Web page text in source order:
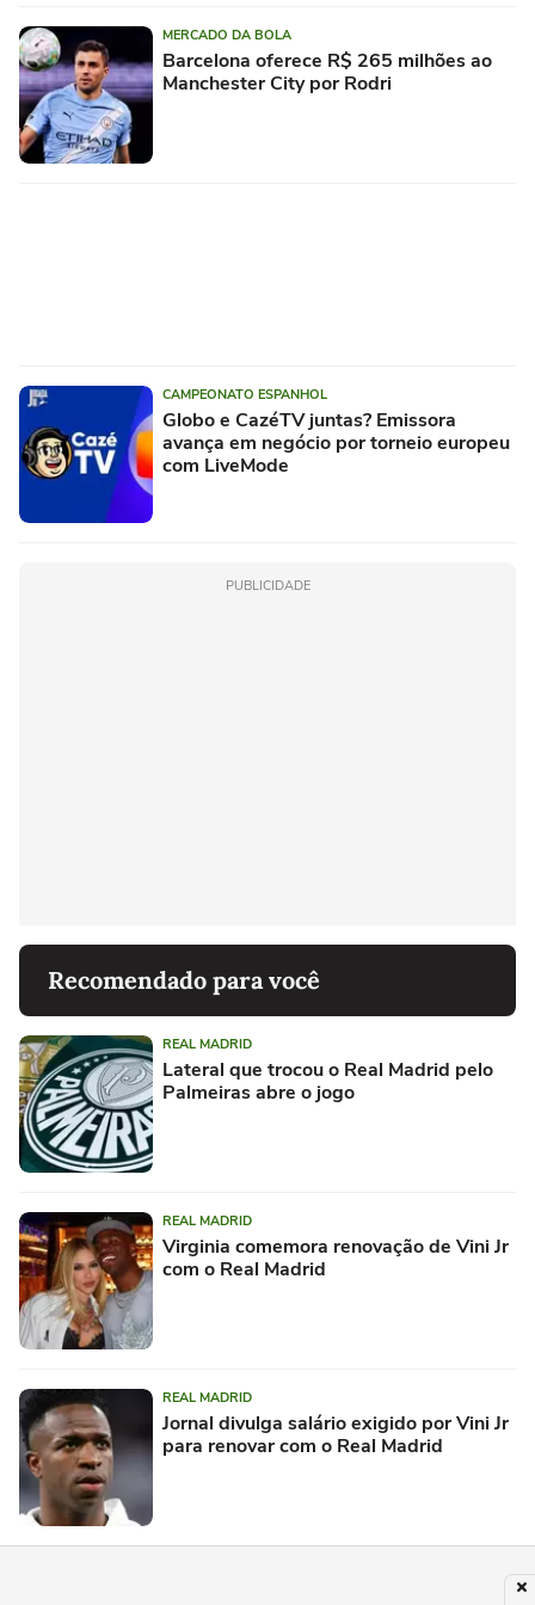
MERCADO DA BOLA
Barcelona oferece R$ 265 milhões ao
Manchester City por Rodri
CAMPEONATO ESPANHOL
Globo e CazéTV juntas? Emissora
avança em negócio por torneio europeu
com LiveMode
PUBLICIDADE
Recomendado para você
REAL MADRID
Lateral que trocou o Real Madrid pelo
Palmeiras abre o jogo
REAL MADRID
Virginia comemora renovação de Vini Jr
com o Real Madrid
REAL MADRID
Jornal divulga salário exigido por Vini Jr
para renovar com o Real Madrid